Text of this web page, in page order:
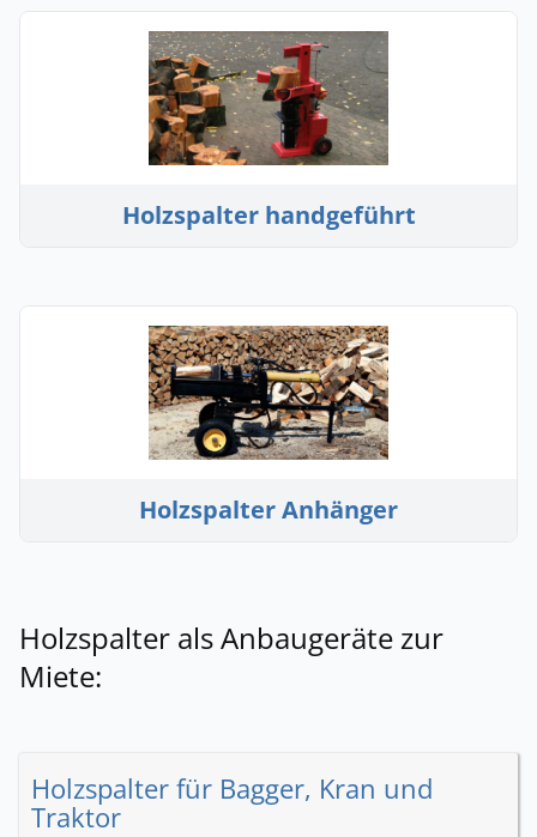
Holzspalter handgeführt
Holzspalter Anhänger
Holzspalter als Anbaugeräte zur
Miete:
Holzspalter für Bagger, Kran und
Traktor